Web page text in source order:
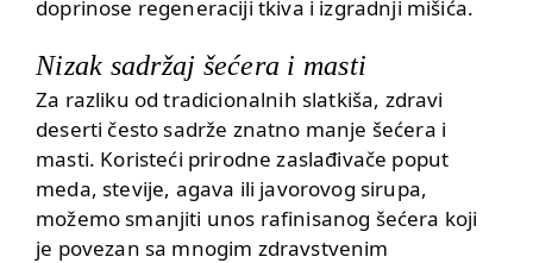
doprinose regeneraciji tkiva i izgradnji mišića.
Nizak sadržaj šećera i masti
Za razliku od tradicionalnih slatkiša, zdravi
deserti često sadrže znatno manje šećera i
masti. Koristeći prirodne zaslađivače poput
meda, stevije, agava ili javorovog sirupa,
možemo smanjiti unos rafinisanog šećera koji
je povezan sa mnogim zdravstvenim